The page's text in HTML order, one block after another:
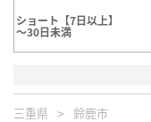
ショート【7日以上】
～30日未満
三重県 鈴鹿市